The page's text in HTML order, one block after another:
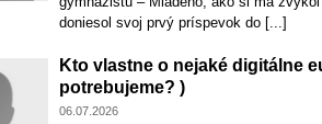
doniesol svoj prvý príspevok do [...]
Kto vlastne o nejaké digitálne
potrebujeme? )
06.07.2026